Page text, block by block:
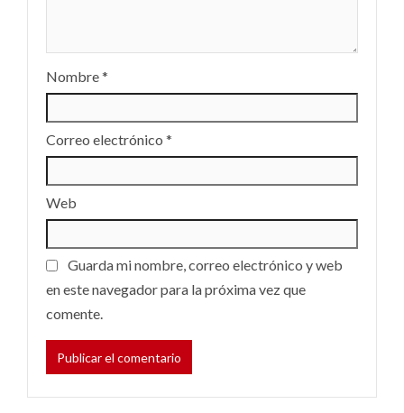
Nombre*
Correo electrónico *
Web
Guarda mi nombre, correo electrónico y web
en este navegador para la próxima vez que
comente.